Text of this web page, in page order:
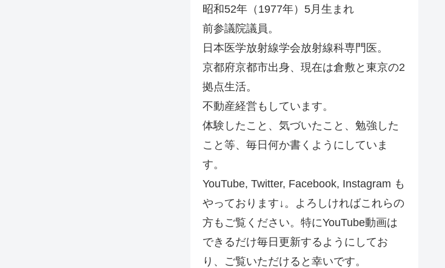
昭和52年（1977年）5月生まれ
前参議院議員。
日本医学放射線学会放射線科専門医。
京都府京都市出身、現在は倉敷と東京の2
拠点生活。
不動産経営もしています。
体験したこと、気づいたこと、勉強した
こと等、毎日何か書くようにしていま
す。
YouTube, Twitter, Facebook, Instagram も
やっております↓。よろしければこれらの
方もご覧ください。特にYouTube動画は
できるだけ毎日更新するようにしてお
り、ご覧いただけると幸いです。